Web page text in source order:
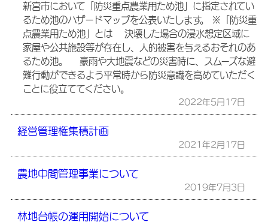
新宮市において「防災重点農業用ため池」に指定されてい
るため池のハザードマップを公表いたします。 ※「防災重
点農業用ため池」とは 決壊した場合の浸水想定区域に
家屋や公共施設等が存在し、人的被害を与えるおそれのあ
るため池。 豪雨や大地震などの災害時に、スムーズな避
難行動ができるよう平常時から防災意識を高めていただく
ことに役立ててください。
2022年5月17日
経営管理権集積計画
2021年2月17日
農地中間管理事業について
2019年7月3日
林地台帳の運用開始について